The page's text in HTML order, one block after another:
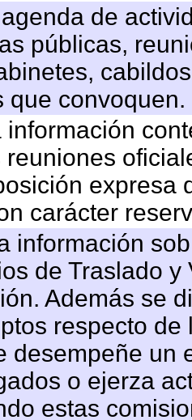
de
públicas,
que convoquen.
información
reuniones
expresa
carácter
información
de Traslado
Además se
respecto
desempeñe un
o ejerza
estas